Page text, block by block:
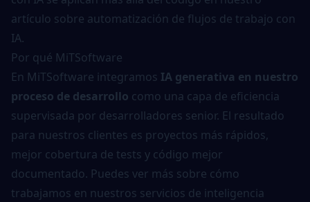
artículo sobre automatización de flujos de trabajo con
IA.
Por qué MiTSoftware
En MiTSoftware integramos IA generativa en nuestro
proceso de desarrollo como una capa de eficiencia
supervisada por desarrolladores senior. El resultado
para nuestros clientes es proyectos más rápidos,
mejor cobertura de tests y código mejor
documentado. Puedes ver más sobre cómo
trabajamos en nuestros servicios de inteligencia